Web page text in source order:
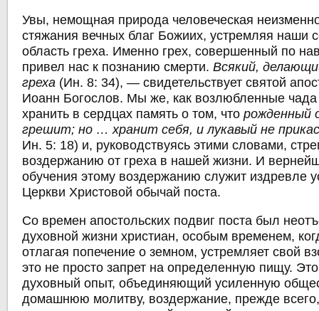
Увы, немощная природа человеческая
стяжания вечных благ Божиих, устремляя наши
область греха. Именно грех, совершенный по
привел нас к познанию смерти.Всякий,
греха (Ин. 8: 34), — свидетельствует святой
Иоанн Богослов. Мы же, как возлюбленные
хранить в сердцах память о том, чторожденный
грешит; но … хранит себя, и лукавый не
Ин. 5: 18) и, руководствуясь этими словами,
воздержанию от греха в нашей жизни. И
обучения этому воздержанию служит издревле
Церкви Христовой обычай поста.
Со времен апостольских подвиг поста был
духовной жизни христиан, особым временем,
отлагая попечение о земном, устремляет свой
это не просто запрет на определенную пищу.
духовный опыт, объединяющий усиленную
домашнюю молитву, воздержание, прежде